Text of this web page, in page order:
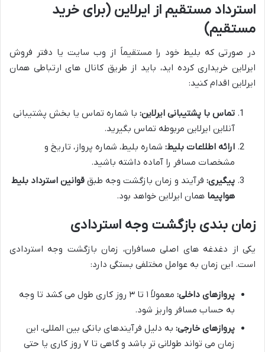
استرداد مستقیم از ایرلاین (برای خرید
مستقیم)
در صورتی که بلیط خود را مستقیماً از وب سایت یا دفتر فروش
ایرلاین خریداری کرده اید، باید از طریق کانال های ارتباطی همان
ایرلاین اقدام کنید:
تماس با پشتیبانی ایرلاین: با شماره تماس یا بخش پشتیبانی
آنلاین ایرلاین مربوطه تماس بگیرید.
ارائه اطلاعات بلیط: شماره بلیط، شماره پرواز، تاریخ و
مشخصات مسافر را آماده داشته باشید.
پیگیری: فرآیند و زمان بازگشت وجه طبق قوانین استرداد بلیط
هواپیما همان ایرلاین خواهد بود.
زمان بندی بازگشت وجه استردادی
یکی از دغدغه های اصلی مسافران، زمان بازگشت وجه استردادی
است. این زمان به عوامل مختلفی بستگی دارد:
پروازهای داخلی:
معمولاً ۱ تا ۳ روز کاری طول می کشد تا وجه
به حساب مسافر واریز شود.
پروازهای خارجی: به دلیل فرآیندهای بانکی بین المللی، این
زمان می تواند طولانی تر باشد و گاهی تا ۷ روز کاری یا حتی